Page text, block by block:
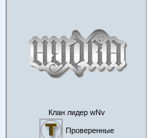
Клан лидер wNv
Проверенные